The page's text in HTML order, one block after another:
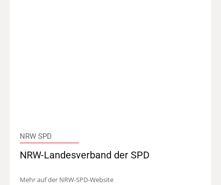
NRW SPD
NRW-Landesverband der SPD
Mehr auf der NRW-SPD-Website